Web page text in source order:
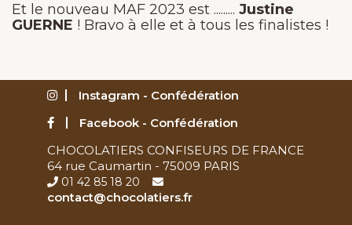
Et le nouveau MAF 2023 est ......... Justine
GUERNE ! Bravo à elle et à tous les finalistes !
Instagram - Confédération
Facebook - Confédération
CHOCOLATIERS CONFISEURS DE FRANCE
64 rue Caumartin - 75009 PARIS
01 42 85 18 20
contact@chocolatiers.fr